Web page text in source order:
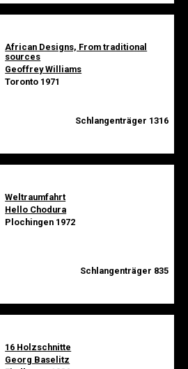
African Designs, From traditional
sources
Geoffrey Williams
Toronto 1971
Schlangenträger 1316
Weltraumfahrt
Hello Chodura
Plochingen 1972
Schlangenträger 835
16 Holzschnitte
Georg Baselitz